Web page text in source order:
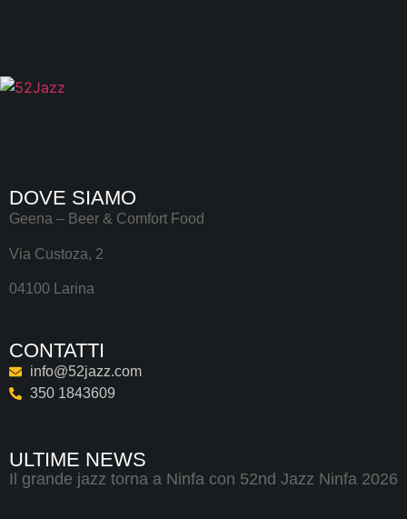
DOVE SIAMO
Geena – Beer & Comfort Food
Via Custoza, 2
04100 Larina
CONTATTI
info@52jazz.com
350 1843609
ULTIME NEWS
Il grande jazz torna a Ninfa con 52nd Jazz Ninfa 2026